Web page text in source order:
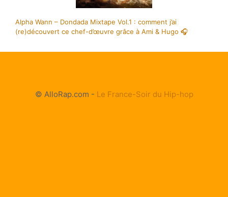
Alpha Wann – Dondada Mixtape Vol.1 : comment j’ai
(re)découvert ce chef-d’œuvre grâce à Ami & Hugo 🎧
© AlloRap.com - Le France-Soir du Hip-hop